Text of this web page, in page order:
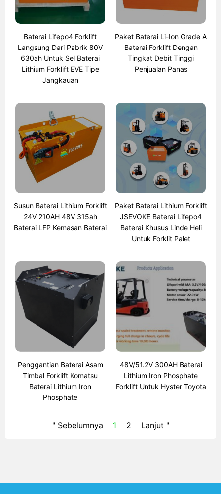
Baterai Lifepo4 Forklift
Langsung Dari Pabrik 80V
630ah Untuk Sel Baterai
Lithium Forklift EVE Tipe
Jangkauan
Paket Baterai Li-Ion Grade A
Baterai Forklift Dengan
Tingkat Debit Tinggi
Penjualan Panas
Susun Baterai Lithium Forklift
24V 210AH 48V 315ah
Baterai LFP Kemasan Baterai
Paket Baterai Lithium Forklift
JSEVOKE Baterai Lifepo4
Baterai Khusus Linde Heli
Untuk Forklit Palet
Penggantian Baterai Asam
Timbal Forklift Komatsu
Baterai Lithium Iron
Phosphate
48V/51.2V 300AH Baterai
Lithium Iron Phosphate
Forklift Untuk Hyster Toyota
" Sebelumnya 1 2 Lanjut "